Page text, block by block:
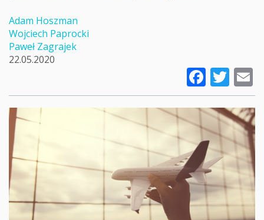
Adam Hoszman
Wojciech Paprocki
Paweł Zagrajek
22.05.2020